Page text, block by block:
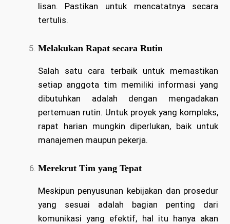
lisan. Pastikan untuk mencatatnya secara
tertulis.
Melakukan Rapat secara Rutin
Salah satu cara terbaik untuk memastikan
setiap anggota tim memiliki informasi yang
dibutuhkan adalah dengan mengadakan
pertemuan rutin. Untuk proyek yang kompleks,
rapat harian mungkin diperlukan, baik untuk
manajemen maupun pekerja.
Merekrut Tim yang Tepat
Meskipun penyusunan kebijakan dan prosedur
yang sesuai adalah bagian penting dari
komunikasi yang efektif, hal itu hanya akan